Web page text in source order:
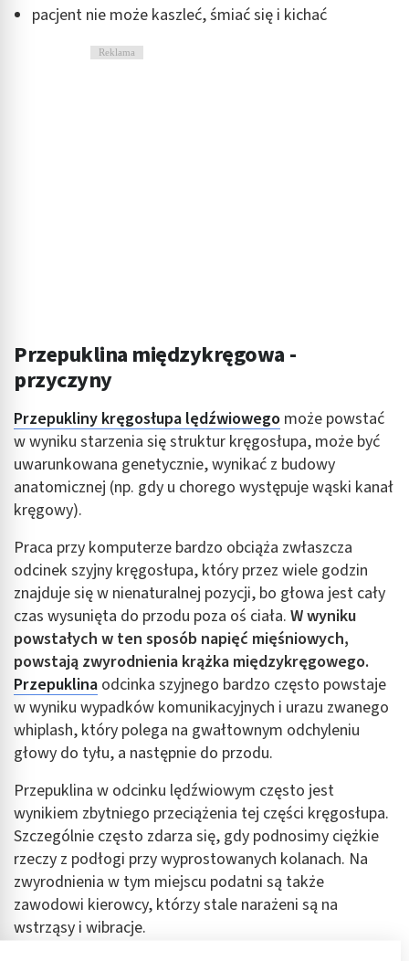
pacjent nie może kaszleć, śmiać się i kichać
Reklama
Przepuklina międzykręgowa -
przyczyny
Przepukliny kręgosłupa lędźwiowego może powstać
w wyniku starzenia się struktur kręgosłupa, może być
uwarunkowana genetycznie, wynikać z budowy
anatomicznej (np. gdy u chorego występuje wąski kanał
kręgowy).
Praca przy komputerze bardzo obciąża zwłaszcza
odcinek szyjny kręgosłupa, który przez wiele godzin
znajduje się w nienaturalnej pozycji, bo głowa jest cały
czas wysunięta do przodu poza oś ciała. W wyniku
powstałych w ten sposób napięć mięśniowych,
powstają zwyrodnienia krążka międzykręgowego.
Przepuklina odcinka szyjnego bardzo często powstaje
w wyniku wypadków komunikacyjnych i urazu zwanego
whiplash, który polega na gwałtownym odchyleniu
głowy do tyłu, a następnie do przodu.
Przepuklina w odcinku lędźwiowym często jest
wynikiem zbytniego przeciążenia tej części kręgosłupa.
Szczególnie często zdarza się, gdy podnosimy ciężkie
rzeczy z podłogi przy wyprostowanych kolanach. Na
zwyrodnienia w tym miejscu podatni są także
zawodowi kierowcy, którzy stale narażeni są na
wstrząsy i wibracje.